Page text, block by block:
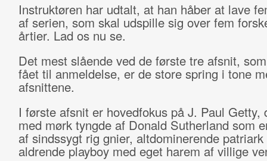
Instruktøren har udtalt, at han håber at lave
af serien, som skal udspille sig over fem
årtier. Lad os nu se.
Det mest slående ved de første tre afsnit,
fået til anmeldelse, er de store spring i tone
afsnittene.
I første afsnit er hovedfokus på J. Paul Getty,
med mørk tyngde af Donald Sutherland som
af sindssygt rig gnier, altdominerende patriark
aldrende playboy med eget harem af villige